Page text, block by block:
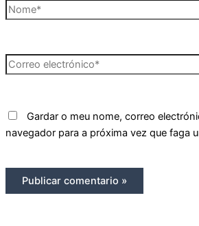
Nome*
Correo
electrónico*
Gardar o meu nome, correo
navegador para a próxima vez que faga